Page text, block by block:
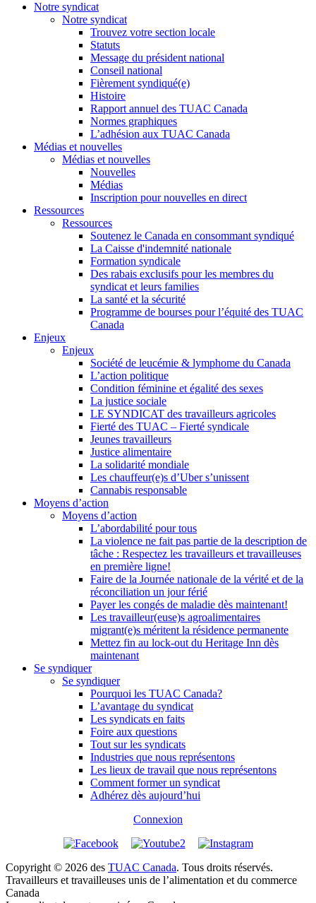
Notre syndicat
Notre syndicat
Trouvez votre section locale
Statuts
Message du président national
Conseil national
Fièrement syndiqué(e)
Histoire
Rapport annuel des TUAC Canada
Normes graphiques
L’adhésion aux TUAC Canada
Médias et nouvelles
Médias et nouvelles
Nouvelles
Médias
Inscription pour nouvelles en direct
Ressources
Ressources
Soutenez le Canada en consommant syndiqué
La Caisse d'indemnité nationale
Formation syndicale
Des rabais exclusifs pour les membres du
syndicat et leurs families
La santé et la sécurité
Programme de bourses pour l’équité des TUAC
Canada
Enjeux
Enjeux
Société de leucémie & lymphome du Canada
L’action politique
Condition féminine et égalité des sexes
La justice sociale
LE SYNDICAT des travailleurs agricoles
Fierté des TUAC – Fierté syndicale
Jeunes travailleurs
Justice alimentaire
La solidarité mondiale
Les chauffeur(e)s d’Uber s’unissent
Cannabis responsable
Moyens d’action
Moyens d’action
L’abordabilité pour tous
La violence ne fait pas partie de la description de
tâche : Respectez les travailleurs et travailleuses
en première ligne!
Faire de la Journée nationale de la vérité et de la
réconciliation un jour férié
Payer les congés de maladie dès maintenant!
Les travailleur(euse)s agroalimentaires
migrant(e)s méritent la résidence permanente
Mettez fin au lock-out du Heritage Inn dès
maintenant
Se syndiquer
Se syndiquer
Pourquoi les TUAC Canada?
L’avantage du syndicat
Les syndicats en faits
Foire aux questions
Tout sur les syndicats
Industries que nous représentons
Les lieux de travail que nous représentons
Comment former un syndicat
Adhérez dès aujourd’hui
Connexion
Copyright © 2026 des TUAC Canada. Tous droits réservés.
Travailleurs et travailleuses unis de l’alimentation et du commerce
Canada